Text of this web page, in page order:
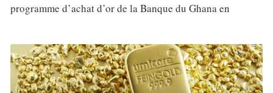
programme d’achat d’or de la Banque du Ghana en